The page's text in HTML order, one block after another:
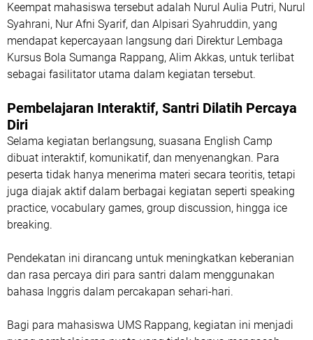
Keempat mahasiswa tersebut adalah Nurul Aulia Putri, Nurul
Syahrani, Nur Afni Syarif, dan Alpisari Syahruddin, yang
mendapat kepercayaan langsung dari Direktur Lembaga
Kursus Bola Sumanga Rappang, Alim Akkas, untuk terlibat
sebagai fasilitator utama dalam kegiatan tersebut.
Pembelajaran Interaktif, Santri Dilatih Percaya
Diri
Selama kegiatan berlangsung, suasana English Camp
dibuat interaktif, komunikatif, dan menyenangkan. Para
peserta tidak hanya menerima materi secara teoritis, tetapi
juga diajak aktif dalam berbagai kegiatan seperti speaking
practice, vocabulary games, group discussion, hingga ice
breaking.
Pendekatan ini dirancang untuk meningkatkan keberanian
dan rasa percaya diri para santri dalam menggunakan
bahasa Inggris dalam percakapan sehari-hari.
Bagi para mahasiswa UMS Rappang, kegiatan ini menjadi